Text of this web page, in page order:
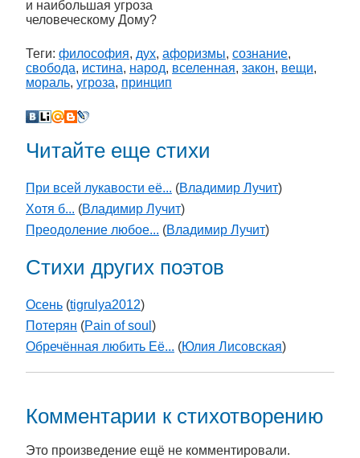
и наибольшая угроза
человеческому Дому?
Теги: философия, дух, афоризмы, сознание,
свобода, истина, народ, вселенная, закон, вещи,
мораль, угроза, принцип
Читайте еще стихи
При всей лукавости её... (Владимир Лучит)
Хотя б... (Владимир Лучит)
Преодоление любое... (Владимир Лучит)
Стихи других поэтов
Осень (tigrulya2012)
Потерян (Pain of soul )
Обречённая любить Её... (Юлия Лисовская)
Комментарии к стихотворению
Это произведение ещё не комментировали.